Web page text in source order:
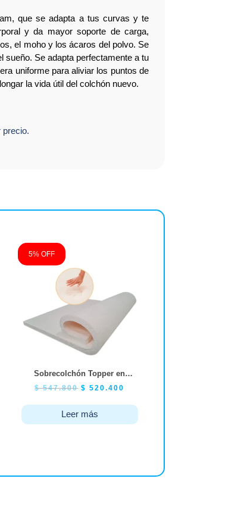
que se adapta a tus curvas y te
y da mayor soporte de carga,
el moho y los ácaros del polvo. Se
sueño. Se adapta perfectamente a tu
uniforme para aliviar los puntos de
la vida útil del colchón nuevo.
precio.
5% OFF
Sobrecolchón Topper en
Viscoelástica Memory
Doble 140×190
$547.800 $ 520.400
Leer más